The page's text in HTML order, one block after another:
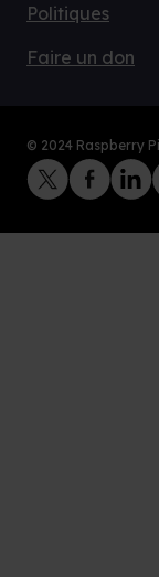
Politiques
Faire un don
© 2024 Raspberry